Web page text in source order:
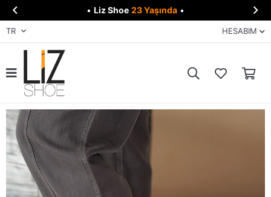
 • Liz Shoe 23 Yaşında • 
TR HESABIM